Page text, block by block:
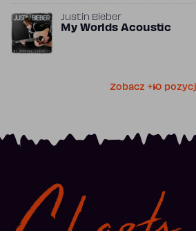
Justin Bieber
My Worlds Acoustic
Zobacz +10 pozycji